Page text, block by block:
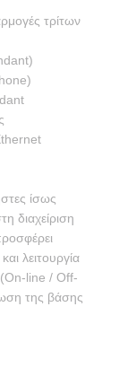
τρίτων
ίσως
διαχείριση
λειτουργία
(On-line / Off-
της βάσης